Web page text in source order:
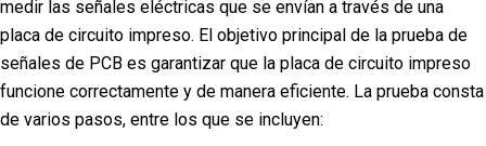
medir las señales eléctricas que se envían a través de una
placa de circuito impreso. El objetivo principal de la prueba de
señales de PCB es garantizar que la placa de circuito impreso
funcione correctamente y de manera eficiente. La prueba consta
de varios pasos, entre los que se incluyen: